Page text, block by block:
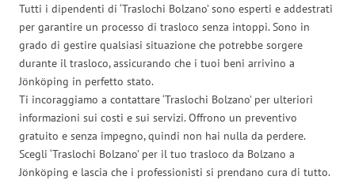
Tutti i dipendenti di ‘Traslochi Bolzano’ sono esperti e addestrati
per garantire un processo di trasloco senza intoppi. Sono in
grado di gestire qualsiasi situazione che potrebbe sorgere
durante il trasloco, assicurando che i tuoi beni arrivino a
Jönköping in perfetto stato.
Ti incoraggiamo a contattare ‘Traslochi Bolzano’ per ulteriori
informazioni sui costi e sui servizi. Offrono un preventivo
gratuito e senza impegno, quindi non hai nulla da perdere.
Scegli ‘Traslochi Bolzano’ per il tuo trasloco da Bolzano a
Jönköping e lascia che i professionisti si prendano cura di tutto.